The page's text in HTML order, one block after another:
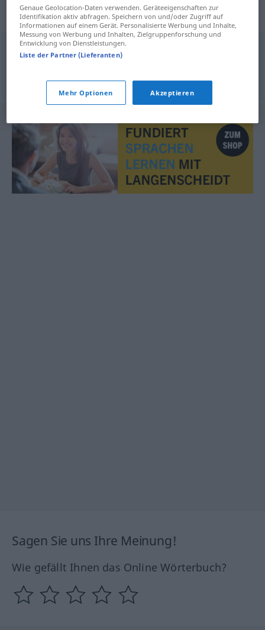
Synonyme für "Ruhelosigkeit"
Hektik
© OpenThesaurus.de
Sagen Sie uns Ihre Meinung!
Wie gefällt Ihnen das Online Wörterbuch?
Genaue Geolocation-Daten verwenden. Geräteeigenschaften zur
Identifikation aktiv abfragen. Speichern von und/oder Zugriff auf
Informationen auf einem Gerät. Personalisierte Werbung und Inhalte,
Messung von Werbung und Inhalten, Zielgruppenforschung und
Entwicklung von Dienstleistungen.
Liste der Partner (Lieferanten)
Mehr Optionen Akzeptieren